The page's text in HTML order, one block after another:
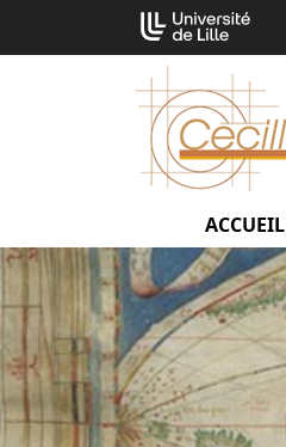
ACCUEIL
Cookies management panel